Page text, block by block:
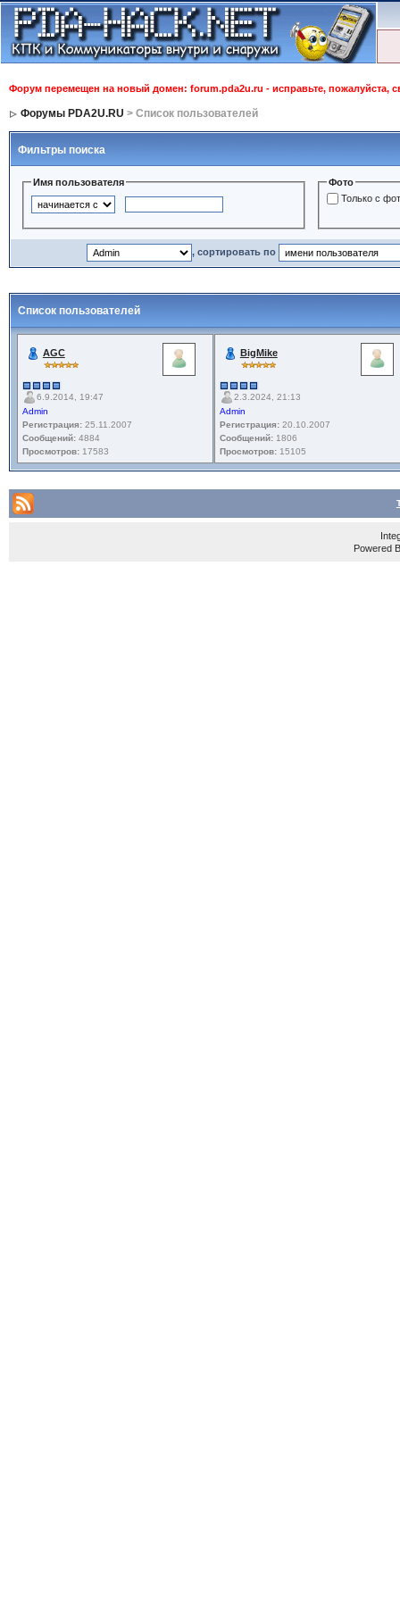
Форум перемещен на новый домен: forum.pda2u.ru - исправьте, пожалуйста,
Форумы PDA2U.RU > Список пользователей
Фильтры поиска
Имя пользователя
Фото
Только с
, сортировать по
Список пользователей
AGC
6.9.2014, 19:47
Admin
Регистрация:25.11.2007
Сообщений:4884
Просмотров:17583
BigMike
2.3.2024, 21:13
Admin
Регистрация:20.10.2007
Сообщений:1806
Просмотров:15105
Powered